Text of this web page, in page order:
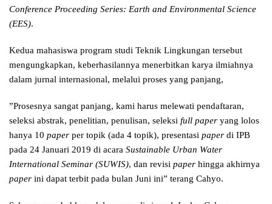
Conference Proceeding Series: Earth and Environmental Science
(EES).
Kedua mahasiswa program studi Teknik Lingkungan tersebut
mengungkapkan, keberhasilannya menerbitkan karya ilmiahnya
dalam jurnal internasional, melalui proses yang panjang,
”Prosesnya sangat panjang, kami harus melewati pendaftaran,
seleksi abstrak, penelitian, penulisan, seleksi full paper yang lolos
hanya 10 paper per topik (ada 4 topik), presentasi paper di IPB
pada 24 Januari 2019 di acara Sustainable Urban Water
International Seminar (SUWIS), dan revisi paper hingga akhirnya
paper ini dapat terbit pada bulan Juni ini” terang Cahyo.